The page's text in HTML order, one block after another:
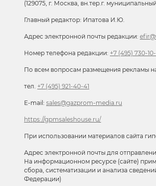
(129075, г. Москва, вн.тер.г.
Главный редактор: Ипатова И.Ю.
Адрес электронной почты редакции:
Номер телефона редакции: +7 (495) 730-
По всем вопросам размещения рекламы
тел. +7 (495) 921-40-41
E-mail: sales@gazprom-media.ru
https://gpmsaleshouse.ru/
При использовании материалов сайта
Адрес электронной почты для
На информационном ресурсе (сайте)
сбора, систематизации и анализа
Федерации)